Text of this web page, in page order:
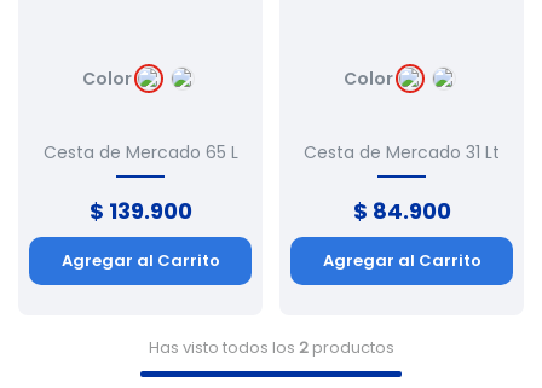
Color
Cesta de Mercado 65 L
$ 139.900
Agregar al Carrito
Color
Cesta de Mercado 31 Lt
$ 84.900
Agregar al Carrito
Has visto todos los 2productos